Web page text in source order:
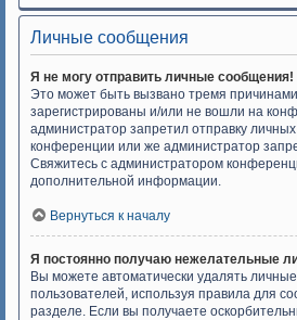
Личные сообщения
Я не могу отправить личные сообщения!
Это может быть вызвано тремя
зарегистрированы и/или не вошли на
администратор запретил отправку
конференции или же администратор
Свяжитесь с администратором
дополнительной информации.
Вернуться к началу
Я постоянно получаю нежелательные
Вы можете автоматически удалять
пользователей, используя правила для
разделе. Если вы получаете